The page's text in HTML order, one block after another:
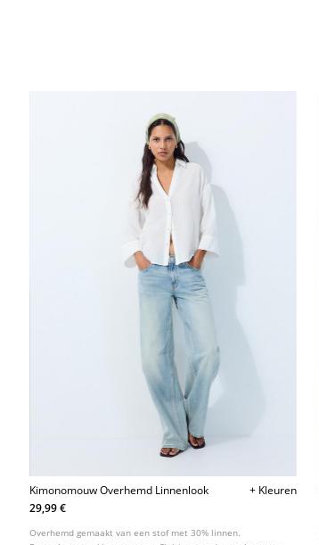
Kimonomouw Overhemd Linnenlook
+ Kleuren
29,99 €
Overhemd gemaakt van een stof met 30% linnen.